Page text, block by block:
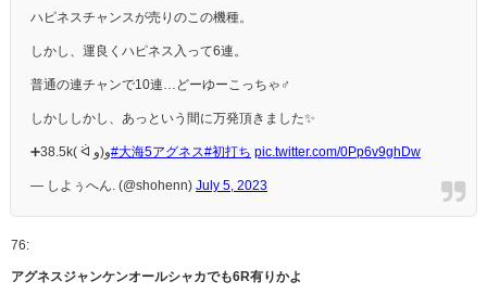
ハピネスチャンスが売りのこの機種。
しかし、運良くハピネス入って6連。
普通の連チャンで10連…どーゆーこっちゃ‍♂️
しかししかし、あっという間に万発頂きました✨️
➕38.5k( ᐛ و)و#大海5アグネス#初打ち pic.twitter.com/0Pp6v9ghDw
— しよぅへん. (@shohenn) July 5, 2023
76:
アグネスジャンケンオールシャカでも6R有りかよ